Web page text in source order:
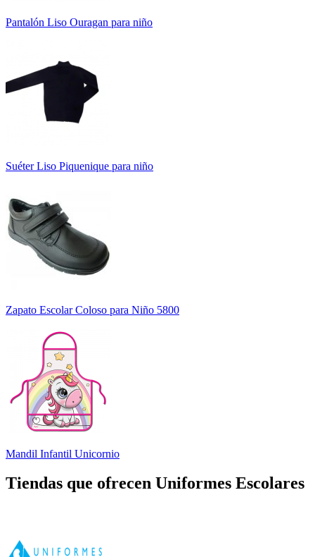
Pantalón Liso Ouragan para niño
Suéter Liso Piquenique para niño
Zapato Escolar Coloso para Niño 5800
Mandil Infantil Unicornio
Tiendas que ofrecen Uniformes Escolares